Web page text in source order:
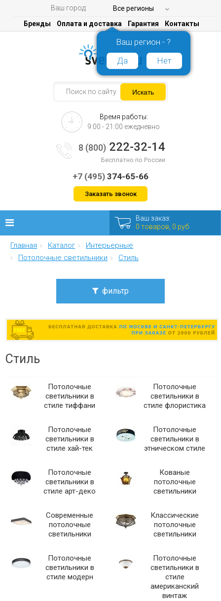
Ваш город: Все регионы
Ваш регион - ?
Да
Нет
Бренды Оплата и доставка Гарантия Контакты
Время работы:
9:00 - 21:00 ежедневно
8 (800) 222-32-14
Бесплатно по России
+7 (495) 374-65-66
Заказать звонок
Люстры
Уличные
Мебель
Ваш заказ:
0 товаров, 0 руб
Главная Каталог
Интерьерные
Потолочные светильники
Стиль
фильтр
Стиль
Потолочные
светильники в
стиле тиффани
Потолочные
светильники в
стиле флористика
Потолочные
светильники в
стиле хай-тек
Потолочные
светильники в
этническом стиле
Потолочные
светильники в
стиле арт-деко
Кованые
потолочные
светильники
Современные
потолочные
светильники
Классические
потолочные
светильники
Потолочные
светильники в
стиле модерн
Потолочные
светильники в
стиле
американский
винтаж